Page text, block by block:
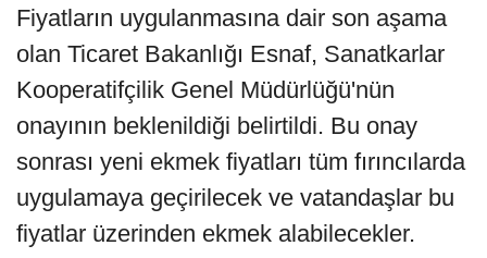
Fiyatların uygulanmasına dair son aşama
olan Ticaret Bakanlığı Esnaf, Sanatkarlar
Kooperatifçilik Genel Müdürlüğü'nün
onayının beklenildiği belirtildi. Bu onay
sonrası yeni ekmek fiyatları tüm fırıncılarda
uygulamaya geçirilecek ve vatandaşlar bu
fiyatlar üzerinden ekmek alabilecekler.